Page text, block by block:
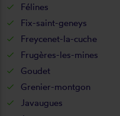
Félines
Fix-saint-geneys
Freycenet-la-cuche
Frugères-les-mines
Goudet
Grenier-montgon
Javaugues